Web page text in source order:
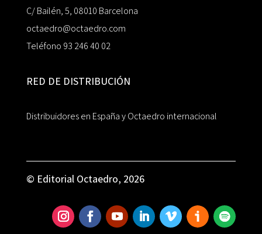
C/ Bailén, 5, 08010 Barcelona
octaedro@octaedro.com
Teléfono 93 246 40 02
RED DE DISTRIBUCIÓN
Distribuidores en España y Octaedro internacional
© Editorial Octaedro, 2026